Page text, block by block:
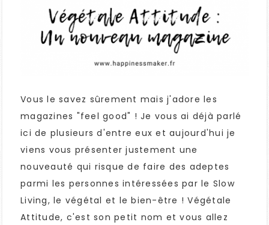
Vous le savez sûrement mais j'adore les
magazines "feel good" ! Je vous ai déjà parlé
ici de plusieurs d'entre eux et aujourd'hui je
viens vous présenter justement une
nouveauté qui risque de faire des adeptes
parmi les personnes intéressées par le Slow
Living, le végétal et le bien-être ! Végétale
Attitude, c'est son petit nom et vous allez